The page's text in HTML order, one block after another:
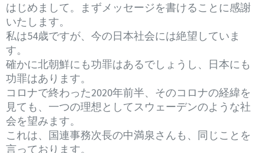
はじめまして。まずメッセージを書けることに感謝
いたします。
私は54歳ですが、今の日本社会には絶望していま
す。
確かに北朝鮮にも功罪はあるでしょうし、日本にも
功罪はあります。
コロナで終わった2020年前半、そのコロナの経緯を
見ても、一つの理想としてスウェーデンのような社
会を望みます。
これは、国連事務次長の中満泉さんも、同じことを
言っております。